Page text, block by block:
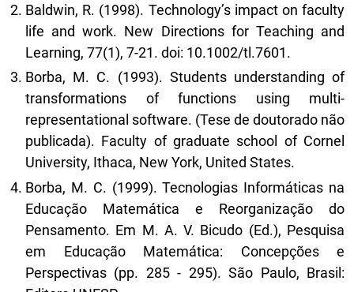
Baldwin, R. (1998). Technology’s impact on faculty
life and work. New Directions for Teaching and
Learning, 77(1), 7-21. doi: 10.1002/tl.7601.
Borba, M. C. (1993). Students understanding of
transformations of functions using multi-
representational software. (Tese de doutorado não
publicada). Faculty of graduate school of Cornel
University, Ithaca, New York, United States.
Borba, M. C. (1999). Tecnologias Informáticas na
Educação Matemática e Reorganização do
Pensamento. Em M. A. V. Bicudo (Ed.), Pesquisa
em Educação Matemática: Concepções e
Perspectivas (pp. 285 - 295). São Paulo, Brasil: